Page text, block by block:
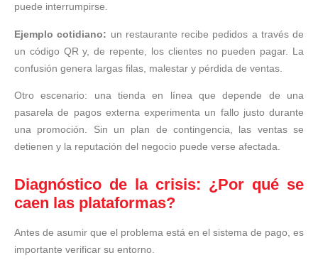
puede interrumpirse.
Ejemplo cotidiano: un restaurante recibe pedidos a través de
un código QR y, de repente, los clientes no pueden pagar. La
confusión genera largas filas, malestar y pérdida de ventas.
Otro escenario: una tienda en línea que depende de una
pasarela de pagos externa experimenta un fallo justo durante
una promoción. Sin un plan de contingencia, las ventas se
detienen y la reputación del negocio puede verse afectada.
Diagnóstico de la crisis: ¿Por qué se
caen las plataformas?
Antes de asumir que el problema está en el sistema de pago, es
importante verificar su entorno.